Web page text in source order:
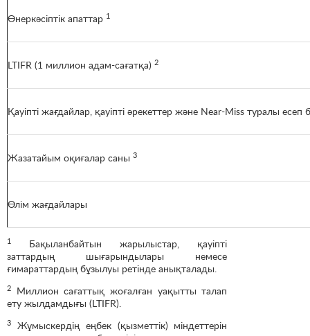
Өнеркәсіптік апаттар 1
LTIFR (1 миллион адам-сағатқа) 2
Қауіпті жағдайлар, қауіпті әрекеттер және Near-Miss туралы есеп
Жазатайым оқиғалар саны 3
Өлім жағдайлары
1
Бақыланбайтын жарылыстар, қауіпті
заттардың шығарындылары немесе
ғимараттардың бұзылуы ретінде анықталады.
2
Миллион сағаттық жоғалған уақытты талап
ету жылдамдығы (LTIFR).
3
Жұмыскердің еңбек (қызметтік) міндеттерін